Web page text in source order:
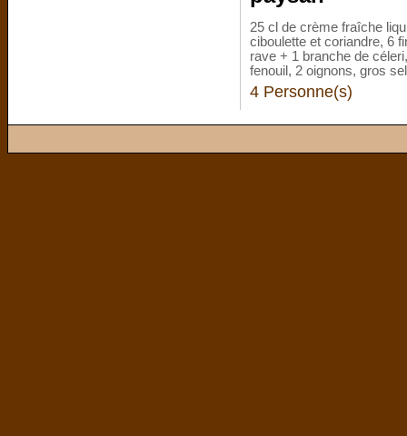
25 cl de crème fraîche
ciboulette et coriandre, 6
rave + 1 branche de
fenouil, 2 oignons, gros
4 Personne(s)